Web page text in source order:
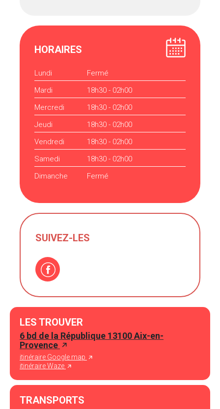
HORAIRES
Lundi
Fermé
Mardi
18h30 - 02h00
Mercredi
18h30 - 02h00
Jeudi
18h30 - 02h00
Vendredi
18h30 - 02h00
Samedi
18h30 - 02h00
Dimanche
Fermé
SUIVEZ-LES
LES TROUVER
6 bd de la République 13100 Aix-en-
Provence
itinéraire Google map
itinéraire Waze
TRANSPORTS